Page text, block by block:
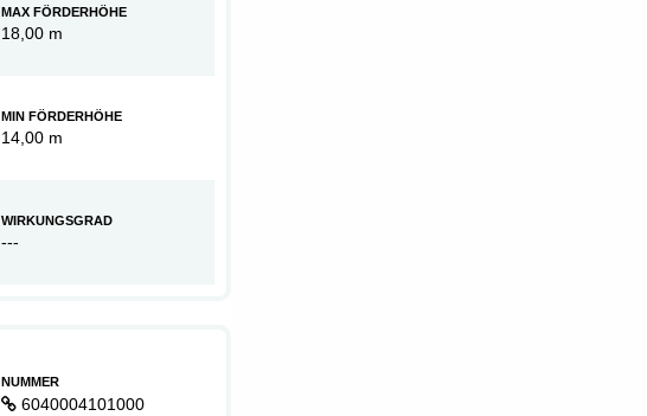
MAX FÖRDERHÖHE
18,00 m
MIN FÖRDERHÖHE
14,00 m
WIRKUNGSGRAD
---
NUMMER
6040004101000